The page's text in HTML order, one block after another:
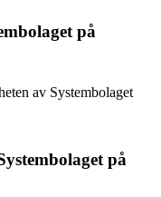
på
av Systembolaget
på